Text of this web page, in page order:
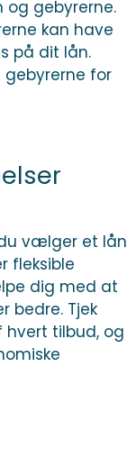
gebyrerne.
kan have
på dit lån.
for
vælger et lån
fleksible
dig med at
bedre. Tjek
tilbud, og